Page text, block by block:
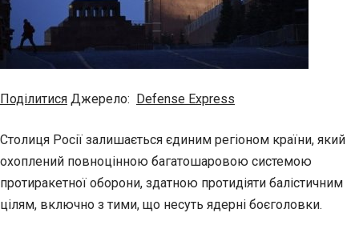
Поділитися Джерело: Defense Express
Столиця Росії залишається єдиним регіоном країни, який
охоплений повноцінною багатошаровою системою
протиракетної оборони, здатною протидіяти балістичним
цілям, включно з тими, що несуть ядерні боєголовки.